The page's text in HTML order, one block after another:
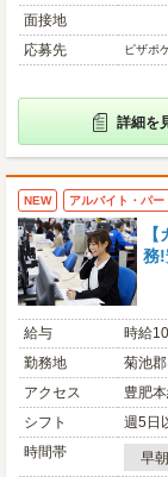
面接地
応募先
ピザポ
詳細を
NEW アルバイト・パー
務!
給与
時給
勤務地
菊池郡
アクセス
豊肥
シフト
週5日
時間帯
早朝